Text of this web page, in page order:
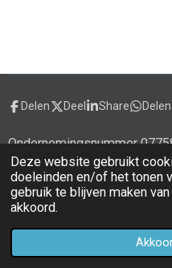
Deze website gebruikt
doeleinden en/of het tonen
gebruik te blijven maken
akkoord.
Delen Deel Share Delen
Ondernemingsnummer
© 2020 - 2026 alecti.be
Powered byJouwWeb